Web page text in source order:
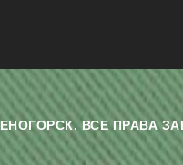
ВСЕ ПРАВА